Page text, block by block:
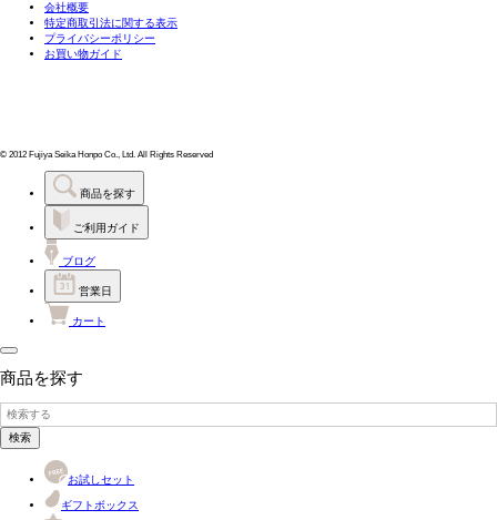
会社概要
特定商取引法に関する表示
プライバシーポリシー
お買い物ガイド
© 2012 Fujiya Seika Honpo Co., Ltd. All Rights Reserved
商品を探す
ご利用ガイド
ブログ
営業日
カート
商品を探す
検索
お試しセット
ギフトボックス